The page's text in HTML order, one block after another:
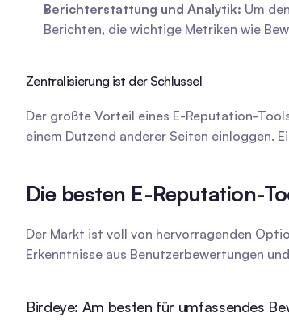
Berichterstattung und Analytik: Um
Berichten, die wichtige Metriken wie
Zentralisierung ist der Schlüssel
Der größte Vorteil eines E-Reputation-
einem Dutzend anderer Seiten einloggen.
Die besten E-Reputation-
Der Markt ist voll von hervorragenden
Erkenntnisse aus Benutzerbewertungen
Birdeye: Am besten für umfassendes